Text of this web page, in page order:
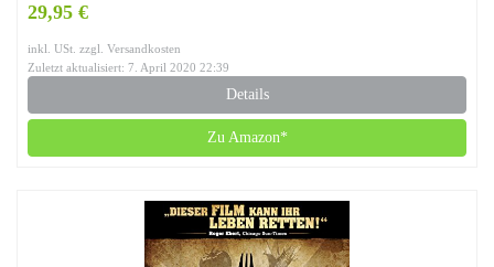
29,95 €
inkl. USt. zzgl. Versandkosten
Zuletzt aktualisiert: 7. April 2020 22:39
Details
Zu Amazon*